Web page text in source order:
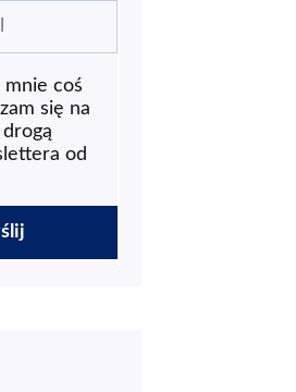
mnie coś
się na
od